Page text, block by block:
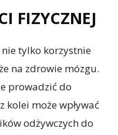
FIZYCZNEJ
tylko korzystnie
na zdrowie mózgu.
prowadzić do
kolei może wpływać
odżywczych do